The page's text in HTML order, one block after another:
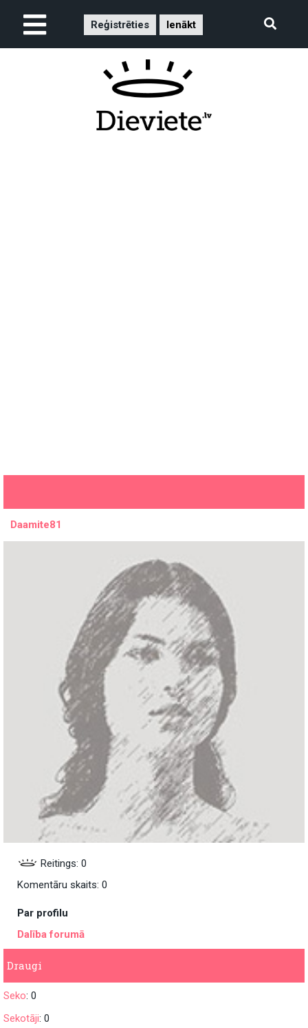
Reģistrēties Ienākt
Daamite81
Reitings: 0
Komentāru skaits: 0
Par profilu
Dalība forumā
Draugi
Seko: 0
Sekotāji: 0